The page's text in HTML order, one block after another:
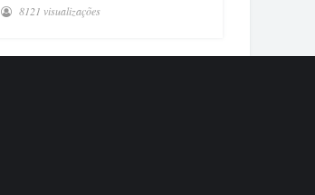
8121 visualizações